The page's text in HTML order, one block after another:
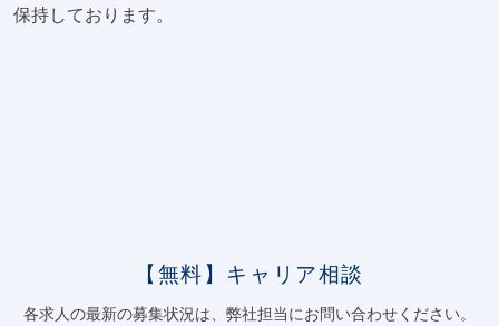
保持しております。
【無料】キャリア相談
各求人の最新の募集状況は、弊社担当にお問い合わせください。